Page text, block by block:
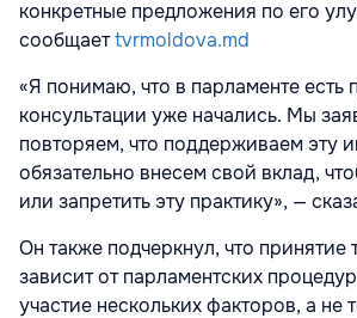
конкретные предложения по его
сообщаетtvrmoldova.md
«Я понимаю, что в парламенте есть
консультации уже начались. Мы
повторяем, что поддерживаем эту
обязательно внесем свой вклад,
или запретить эту практику», —
Он также подчеркнул, что принятие
зависит от парламентских
участие нескольких факторов, а не